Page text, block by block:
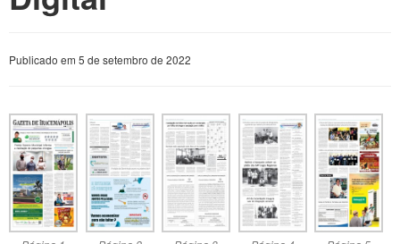
Publicado em 5 de setembro de 2022